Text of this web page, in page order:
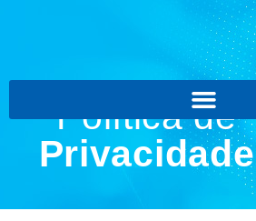
Política de
Privacidade